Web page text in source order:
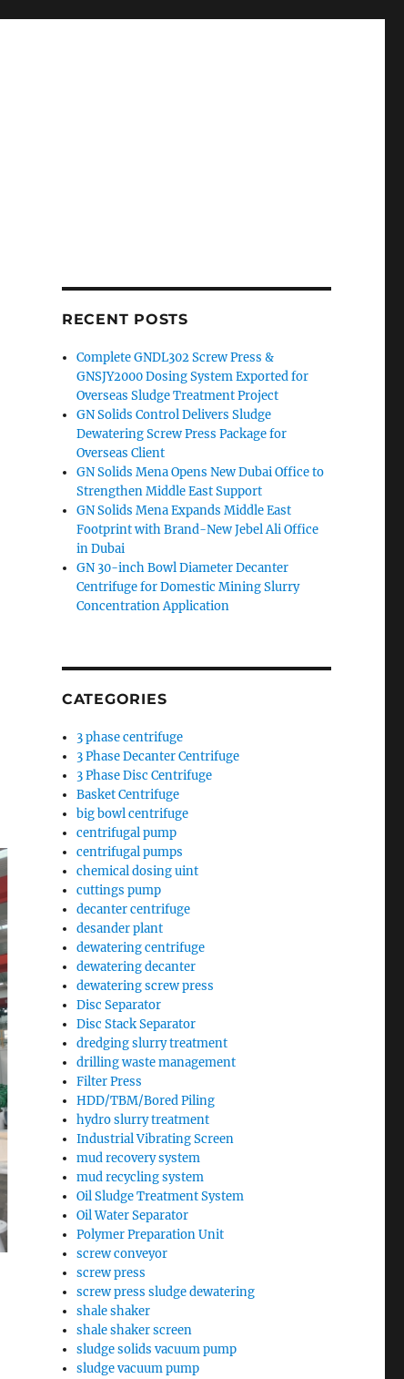
RECENT POSTS
Complete GNDL302 Screw Press &
GNSJY2000 Dosing System Exported for
Overseas Sludge Treatment Project
GN Solids Control Delivers Sludge
Dewatering Screw Press Package for
Overseas Client
GN Solids Mena Opens New Dubai Office to
Strengthen Middle East Support
GN Solids Mena Expands Middle East
Footprint with Brand-New Jebel Ali Office
in Dubai
GN 30-inch Bowl Diameter Decanter
Centrifuge for Domestic Mining Slurry
Concentration Application
CATEGORIES
3 phase centrifuge
3 Phase Decanter Centrifuge
3 Phase Disc Centrifuge
Basket Centrifuge
big bowl centrifuge
centrifugal pump
centrifugal pumps
chemical dosing uint
cuttings pump
decanter centrifuge
desander plant
dewatering centrifuge
dewatering decanter
dewatering screw press
Disc Separator
Disc Stack Separator
dredging slurry treatment
drilling waste management
Filter Press
HDD/TBM/Bored Piling
hydro slurry treatment
Industrial Vibrating Screen
mud recovery system
mud recycling system
Oil Sludge Treatment System
Oil Water Separator
Polymer Preparation Unit
screw conveyor
screw press
screw press sludge dewatering
shale shaker
shale shaker screen
sludge solids vacuum pump
sludge vacuum pump